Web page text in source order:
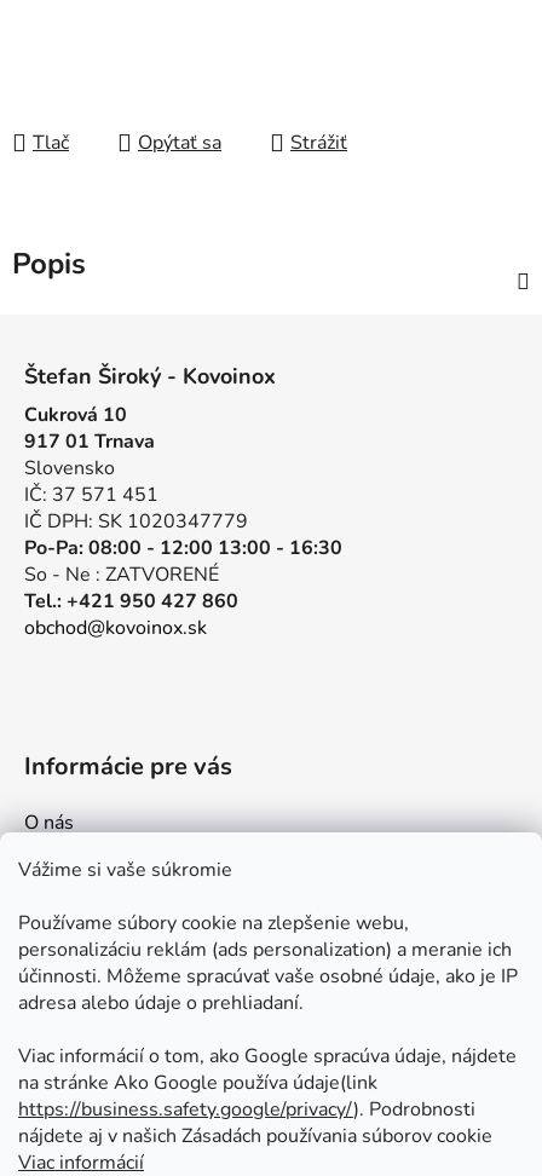
Vážime si vaše súkromie
Používame súbory cookie na zlepšenie webu,
personalizáciu reklám (ads personalization) a meranie ich
účinnosti. Môžeme spracúvať vaše osobné údaje, ako je IP
adresa alebo údaje o prehliadaní.
Viac informácií o tom, ako Google spracúva údaje, nájdete
na stránke Ako Google používa údaje(link
https://business.safety.google/privacy/⁩). Podrobnosti
nájdete aj v našich Zásadách používania súborov cookie
Viac informácií
Tlač Opýtať sa Strážiť
Popis
Štefan Široký - Kovoinox
Cukrová 10
917 01 Trnava
Slovensko
IČ: 37 571 451
IČ DPH: SK 1020347779
Po-Pa: 08:00 - 12:00 13:00 - 16:30
So - Ne : ZATVORENÉ
Tel.: +421 950 427 860
obchod@kovoinox.sk
Informácie pre vás
O nás
Kontakt
Ako nakupovať
Obchodné podmienky
Ochrana osobných údajov
Odstúpenie od zmluvy
Prijímame online platby